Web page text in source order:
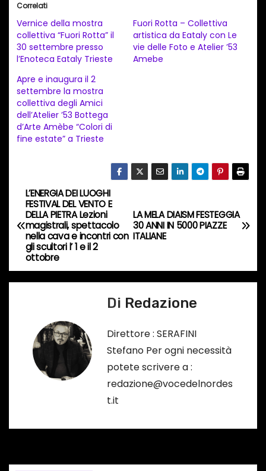
a
m
e
n
t
o
i
r
s
o
…
Correlati
Vernice della mostra
collettiva “Fuori Rotta” il
30 settembre presso
l’Enoteca Eataly Trieste
Fuori Rotta – Collettiva
artistica da Eataly con Le
vie delle Foto e Atelier ’53
Amebe
Apre e inaugura il 2
settembre la mostra
collettiva degli Amici
dell’Atelier ’53 Bottega
d’Arte Amèbe “Colori di
fine estate” a Trieste
N
a
v
i
n
LA MELA DIAISM FESTEGGIA
30 ANNI IN 5000 PIAZZE
ITALIANE
L’ENERGIA DEI LUOGHI
FESTIVAL DEL VENTO E
DELLA PIETRA Lezioni
magistrali, spettacolo
nella cava e incontri con
gli scultori l’ 1 e il 2
ottobre
Di Redazione
Direttore : SERAFINI
Stefano Per ogni necessità
potete scrivere a :
redazione@vocedelnordes
t.it